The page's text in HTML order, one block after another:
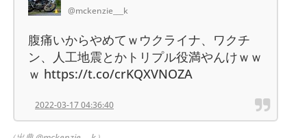
@mckenzie___k
腹痛いからやめてｗウクライナ、ワクチ
ン、人工地震とかトリプル役満やんけｗｗ
ｗ https://t.co/crKQXVNOZA
2022-03-17 04:36:40